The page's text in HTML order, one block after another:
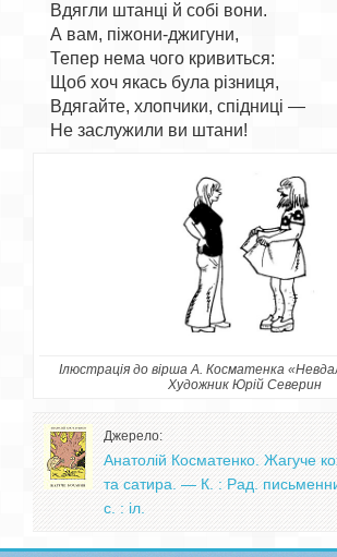
    Вдягли штанці й собі вони.
    А вам, піжони-джигуни,
    Тепер нема чого кривиться:
    Щоб хоч якась була різниця,
    Вдягайте, хлопчики, спідниці —
Ілюстрація до вірша А. Косматенка
Художник Юрій Северин
Джерело:
Анатолій Косматенко. Жагуче
та сатира. — К. : Рад.
с. : іл.